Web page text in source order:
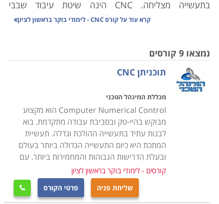
בתעשייה מצליחה. CNC
הינה שיטת עיבוד שבבי
ממוחשבת אשר מאפשרת לבצע כרסום, חריטה, כיפוף
בלתי אפשרית כלל. בנוסף מאפשר ה-
יחידות ללא השגחה, כאשר איכות החלקים המיוצרים נבדקת
באופן אוטומטי באמצעות חיישני לייזר
למה כדאי ללמוד קורס CNC
מכונות CNC מאפשרות לבצע בקלות, במהירות וברמת דיוק
גבוהה פעולות ייצור שדרשו בעבר תכנון ועבודה במשך
שעות, ונשאו תוצאות ברמת דיוק נמוכה עד בינונית. קחו
כדוגמא הליך של קדיחת בורות, קרי הליך אשר במסגרתו
אדם מפעיל באופן ידני מקדחה מיוחדת שנועדה לחצוב
קרא עוד עלקורס CNC - לימודי בוקר בראשון לציון
נמצאו 9 קורסים
תוכניתן CNC
מכללת המינהל הטכני
Computer Numerical Control הוא מקצוע
מבוקש בהיי-טק ובסביבת עבודה מתקדמת. בוא
לבנות עתיד בתעשייה ההולכת וגדלה. תעשיית
המתכת היא כיום התעשייה הגדולה ביותר בעולם
ובעלת הדרישות הגבוהות והמחמירות ביותר. עם
קורסים - לימודי בוקר בראשון לציון
שליחת פניה פרטי הקורס 